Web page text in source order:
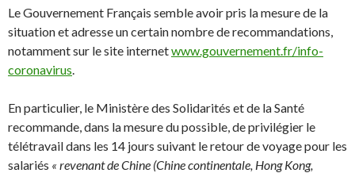
Le Gouvernement Français semble avoir pris la mesure de la
situation et adresse un certain nombre de recommandations,
notamment sur le site internetwww.gouvernement.fr/info-
coronavirus.
En particulier, le Ministère des Solidarités et de la Santé
recommande, dans la mesure du possible, de privilégier le
télétravail dans les 14 jours suivant le retour de voyage pour les
salariés « revenant de Chine (Chine continentale, Hong Kong,